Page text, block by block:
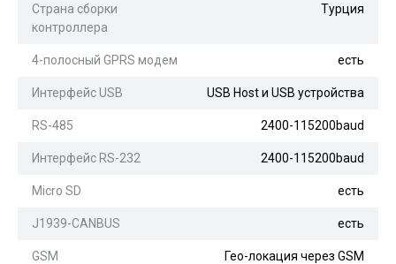
Страна сборки
контроллера
Турция
4-полосный GPRS модем есть
Интерфейс USB USB Host и USB устройства
RS-485 2400-115200baud
Интерфейс RS-232 2400-115200baud
Micro SD есть
J1939-CANBUS есть
GSM Гео-локация через GSM